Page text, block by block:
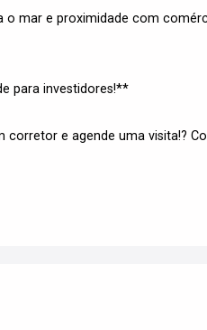
o mar e proximidade com
para investidores!**
corretor e agende uma visita!?